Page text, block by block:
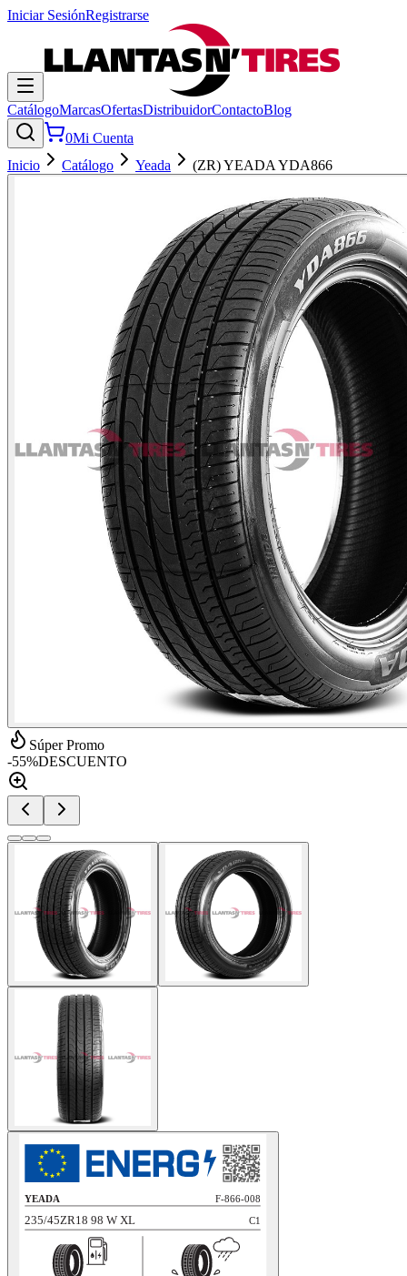
Iniciar SesiónRegistrarse
CatálogoMarcasOfertasDistribuidorContactoBlog
0Mi Cuenta
Inicio
Catálogo Yeada (ZR) YEADA YDA866
Súper Promo
-55%DESCUENTO